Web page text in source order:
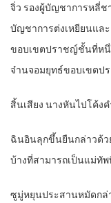
จิ่ว​ รอง​ผู้บัญชาการ​ห​ลี่​ช
บัญชาการ​ต่งเหยียน​แล
ขอบเขต​ปราชญ์​ชั้น​ที่หนึ่
จ๋าน​จอม​ยุทธ์​ขอบเขต​ป
สิ้น​เสียง​ นาง​หันไป​โค้ง​
ฉิน​อิน​ลุกขึ้น​ยืน​กล่าว​ด้ว
บ้าง​ที่​สามารถ​เป็น​แม่ทั
ซูมู่หยุ​น​ประสาน​หมัด​กล่